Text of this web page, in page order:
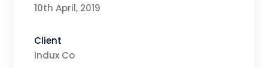
10th April, 2019
Client
Indux Co